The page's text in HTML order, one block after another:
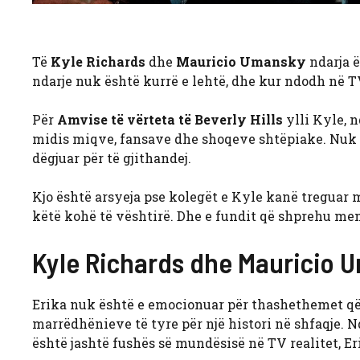
Të Kyle Richards dhe Mauricio Umansky ndarja
ndarje nuk është kurrë e lehtë, dhe kur ndodh në
Për Amvise të vërteta të Beverly Hills ylli Kyle,
midis miqve, fansave dhe shoqeve shtëpiake.
dëgjuar për të gjithandej.
Kjo është arsyeja pse kolegët e Kyle kanë
këtë kohë të vështirë. Dhe e fundit që shprehu
Kyle Richards dhe Mauricio
Erika nuk është e emocionuar për thashethemet
marrëdhënieve të tyre për një histori në shfaqje.
është jashtë fushës së mundësisë në TV realitet,